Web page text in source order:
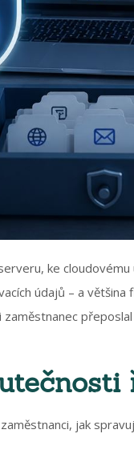
ke cloudovému
údajů – a
jak